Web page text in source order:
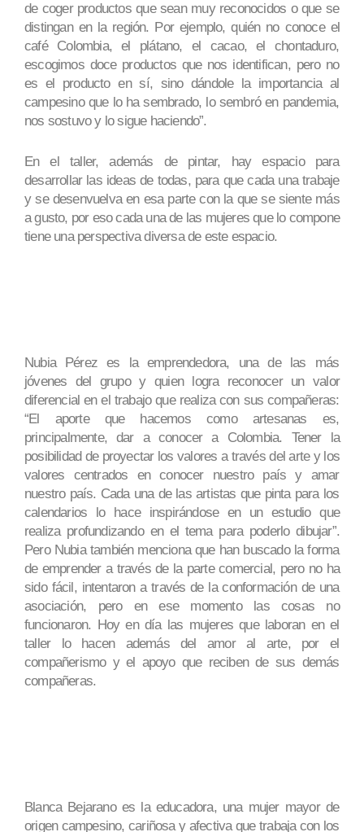
de coger productos que sean muy reconocidos o que se
distingan en la región. Por ejemplo, quién no conoce el
café Colombia, el plátano, el cacao, el chontaduro,
escogimos doce productos que nos identifican, pero no
es el producto en sí, sino dándole la importancia al
campesino que lo ha sembrado, lo sembró en pandemia,
nos sostuvo y lo sigue haciendo”.
En el taller, además de pintar, hay espacio para
desarrollar las ideas de todas, para que cada una trabaje
y se desenvuelva en esa parte con la que se siente más
a gusto, por eso cada una de las mujeres que lo compone
tiene una perspectiva diversa de este espacio.
Nubia Pérez es la emprendedora, una de las más
jóvenes del grupo y quien logra reconocer un valor
diferencial en el trabajo que realiza con sus compañeras:
“El aporte que hacemos como artesanas es,
principalmente, dar a conocer a Colombia. Tener la
posibilidad de proyectar los valores a través del arte y los
valores centrados en conocer nuestro país y amar
nuestro país. Cada una de las artistas que pinta para los
calendarios lo hace inspirándose en un estudio que
realiza profundizando en el tema para poderlo dibujar”.
Pero Nubia también menciona que han buscado la forma
de emprender a través de la parte comercial, pero no ha
sido fácil, intentaron a través de la conformación de una
asociación, pero en ese momento las cosas no
funcionaron. Hoy en día las mujeres que laboran en el
taller lo hacen además del amor al arte, por el
compañerismo y el apoyo que reciben de sus demás
compañeras.
Blanca Bejarano es la educadora, una mujer mayor de
origen campesino, cariñosa y afectiva que trabaja con los